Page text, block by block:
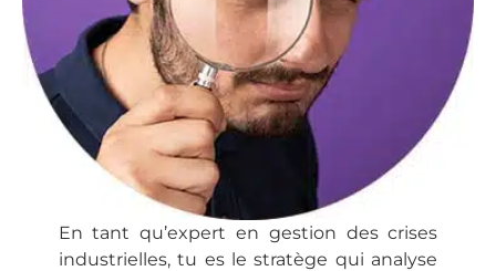
En tant qu’expert en gestion des crises
industrielles, tu es le stratège qui analyse